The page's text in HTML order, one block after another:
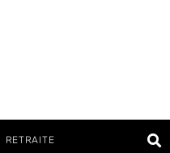
RETRAITE